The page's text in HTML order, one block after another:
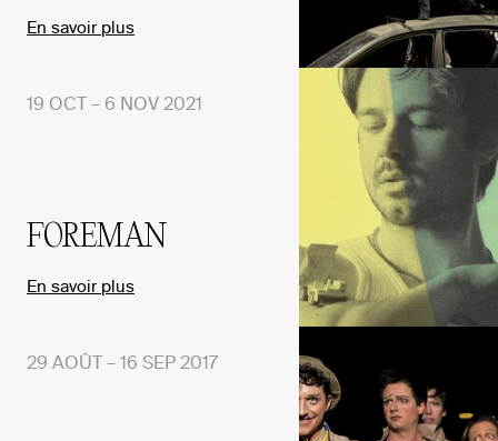
En savoir plus
FOREMAN
19 OCT – 6 NOV 2021
En savoir plus
29 AOÛT – 16 SEP 2017